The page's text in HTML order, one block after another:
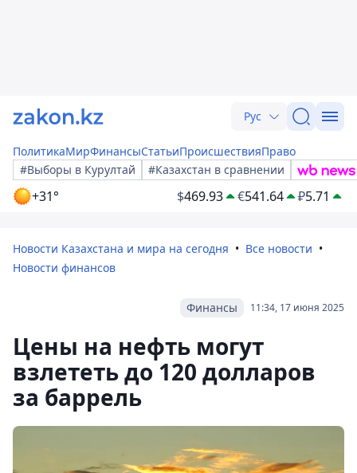
Рус
ПолитикаМирФинансыСтатьиПроисшествияПраво
#Выборы в Курултай
#Казахстан в сравнении
+31° $469.93 €541.64 ₽5.71
Новости Казахстана и мира на сегодня
Все новости
Новости финансов
11:34, 17 июня 2025
Финансы
Цены на нефть могут
взлететь до 120 долларов
за баррель